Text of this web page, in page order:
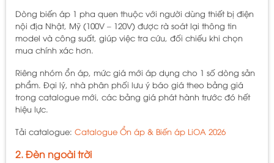
Dòng biến áp 1 pha quen thuộc với người dùng thiết bị điện
nội địa Nhật, Mỹ (100V – 120V) được rà soát lại thông tin
model và công suất, giúp việc tra cứu, đối chiếu khi chọn
mua chính xác hơn.
Riêng nhóm ổn áp, mức giá mới áp dụng cho 1 số dòng sản
phẩm. Đại lý, nhà phân phối lưu ý báo giá theo bảng giá
trong catalogue mới, các bảng giá phát hành trước đó hết
hiệu lực.
Tải catalogue: Catalogue Ổn áp & Biến áp LiOA 2026
2. Đèn ngoài trời